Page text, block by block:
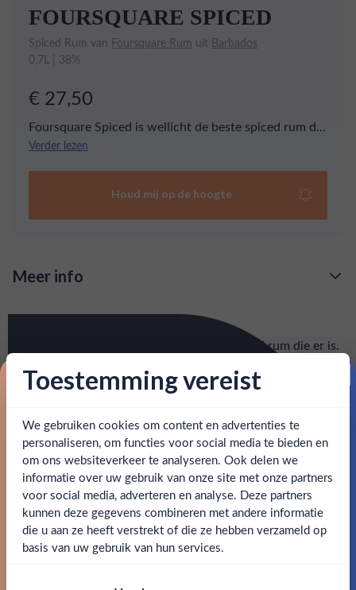
Ben jij 18 jaar of ouder?
Ja Nee
FOURSQUARE SPICED
Spiced Rum van Foursquare Rum uit Barbados
0,7L | 38%
€ 27,50
Foursquare Spiced is wellicht de beste spiced rum die
er is. Gemaakt op Barbados door de legendarische
Verder lezen
Houd mij op de hoogte
Meer info
: voor 15:00, morgen in huis (uitzondering bij
Behulpzameen goed bereikbare klantenservice.
Foursquare Spiced is wellicht de beste spiced rum die er is.
Rum Distillery. In de rum ontdek je tonen van sinaasappels,
SPECIFICATIES
Alcohol 37.50%
Merk Foursquare Rum
Toestemming vereist
We gebruiken cookies om content en advertenties te
personaliseren, om functies voor social media te bieden en
om ons websiteverkeer te analyseren. Ook delen we
informatie over uw gebruik van onze site met onze partners
voor social media, adverteren en analyse. Deze partners
kunnen deze gegevens combineren met andere informatie
die u aan ze heeft verstrekt of die ze hebben verzameld op
basis van uw gebruik van hun services.
Proost op je eerste korting!
Schrijf je in en ontvang direct 5% korting op je eerste
bestelling.
Email
Claim mijn korting